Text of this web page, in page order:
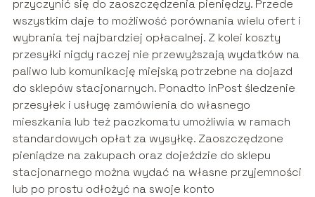
przyczynić się do zaoszczędzenia pieniędzy. Przede
wszystkim daje to możliwość porównania wielu ofert i
wybrania tej najbardziej opłacalnej. Z kolei koszty
przesyłki nigdy raczej nie przewyższają wydatków na
paliwo lub komunikację miejską potrzebne na dojazd
do sklepów stacjonarnych. Ponadto inPost śledzenie
przesyłek i usługę zamówienia do własnego
mieszkania lub też paczkomatu umożliwia w ramach
standardowych opłat za wysyłkę. Zaoszczędzone
pieniądze na zakupach oraz dojeździe do sklepu
stacjonarnego można wydać na własne przyjemności
lub po prostu odłożyć na swoje konto